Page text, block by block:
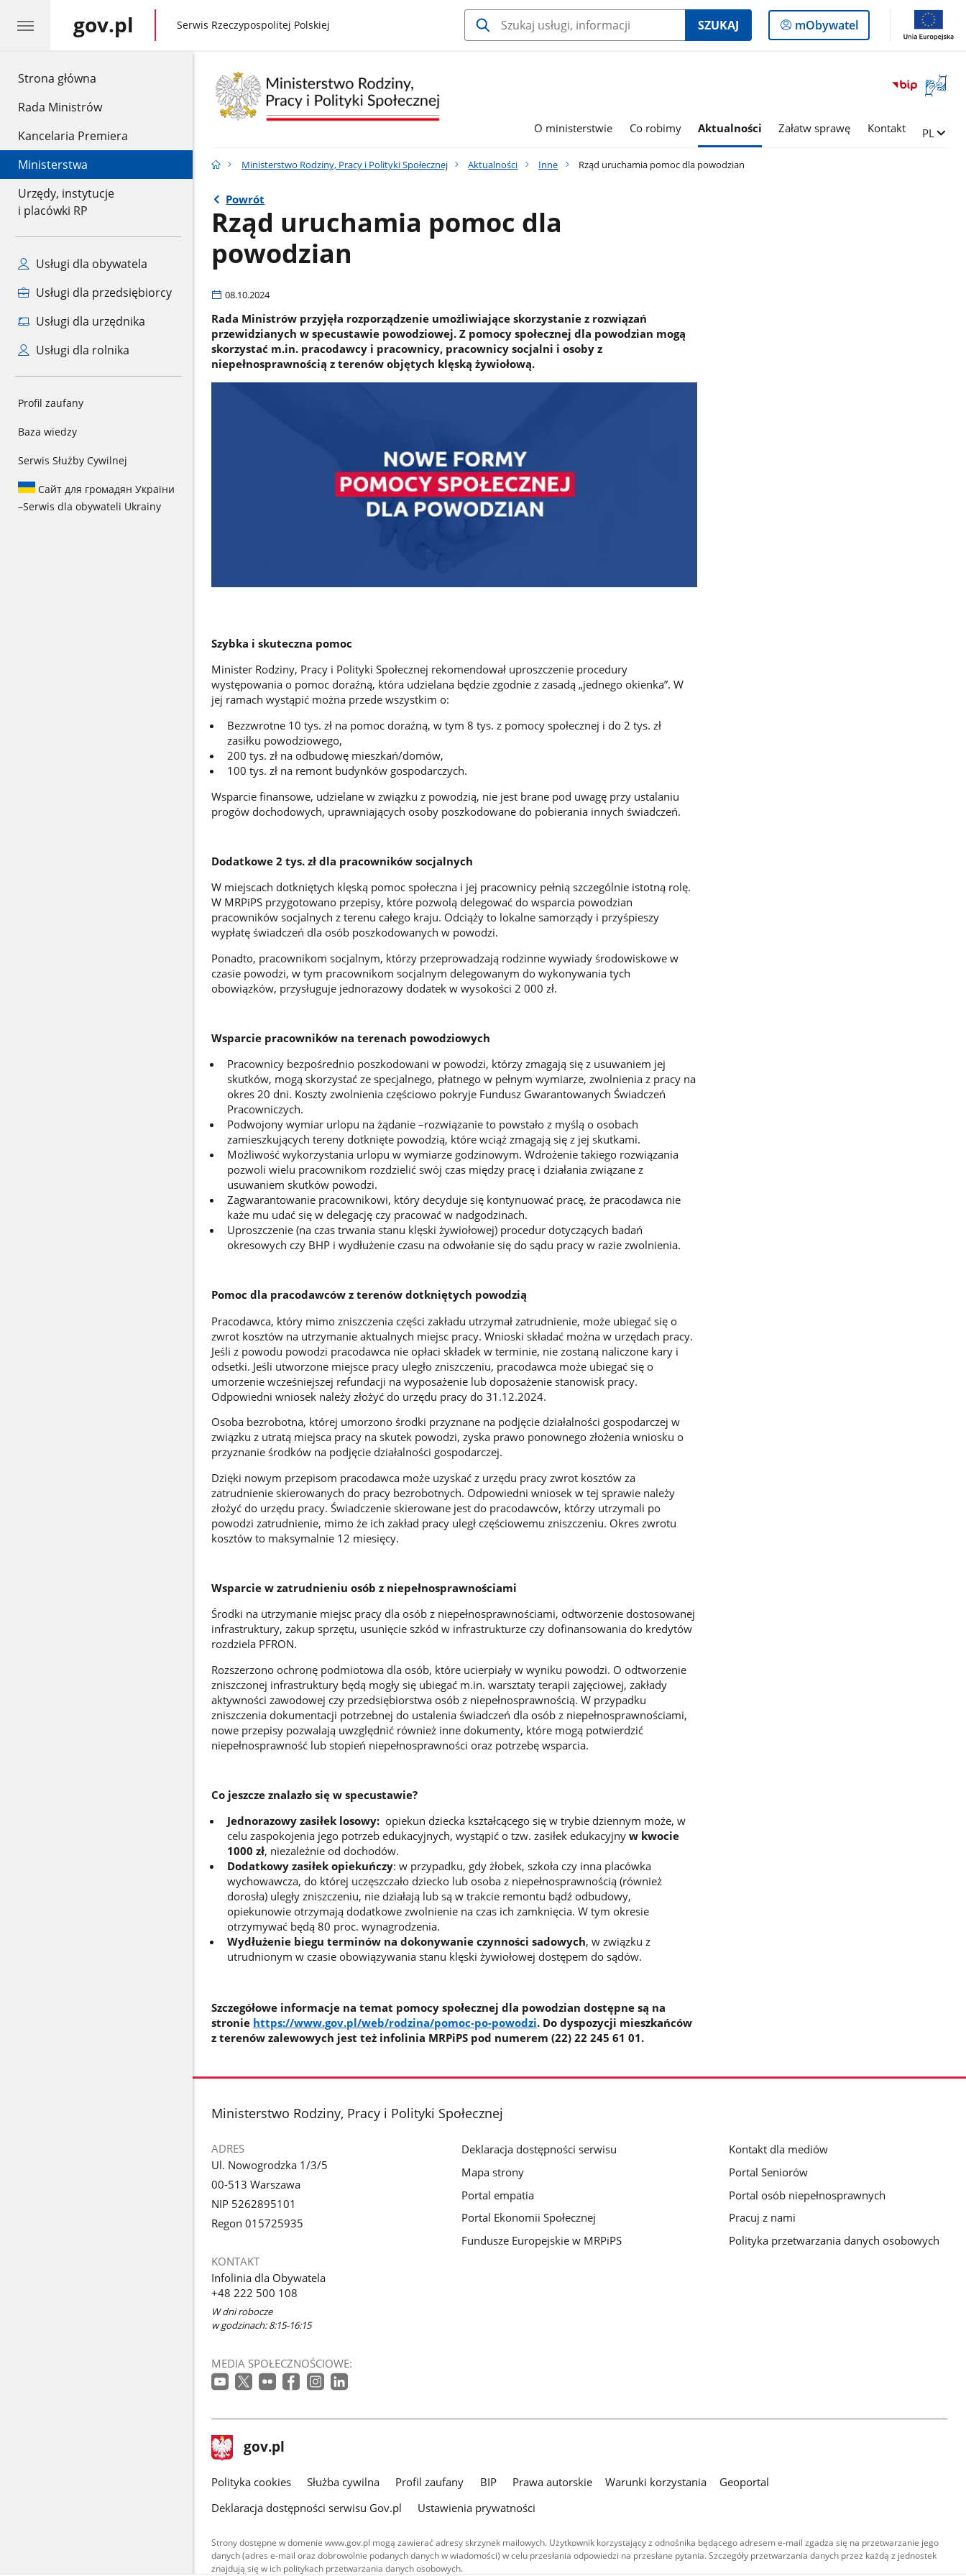
Strona główna
Rada Ministrów
Kancelaria Premiera
Ministerstwa
Urzędy, instytucje
i placówki RP
Usługi dla obywatela
Usługi dla przedsiębiorcy
Usługi dla urzędnika
Usługi dla rolnika
Profil zaufany
Baza wiedzy
Serwis Służby Cywilnej
Сайт для громадян України
–Serwis dla obywateli Ukrainy
gov.pl gov.pl
Serwis Rzeczypospolitej Polskiej SZUKAJ
Logowanie
do
mObywatel
Otwórz
okno
języka
O ministerstwie Co robimy Aktualności Załatw sprawę Kontakt Zmień
PL
Ministerstwo Rodziny, Pracy i Polityki Społecznej Aktualności Inne Rząd uruchamia pomoc dla powodzian
Powrót
Rząd uruchamia pomoc dla
powodzian
08.10.2024
Rada Ministrów przyjęła rozporządzenie umożliwiające skorzystanie z rozwiązań
przewidzianych w specustawie powodziowej. Z pomocy społecznej dla powodzian mogą
skorzystać m.in. pracodawcy i pracownicy, pracownicy socjalni i osoby z
niepełnosprawnością z terenów objętych klęską żywiołową.
Szybka i skuteczna pomoc
Minister Rodziny, Pracy i Polityki Społecznej rekomendował uproszczenie procedury
występowania o pomoc doraźną, która udzielana będzie zgodnie z zasadą „jednego okienka”. W
jej ramach wystąpić można przede wszystkim o:
Bezzwrotne 10 tys. zł na pomoc doraźną, w tym 8 tys. z pomocy społecznej i do 2 tys. zł
zasiłku powodziowego,
200 tys. zł na odbudowę mieszkań/domów,
100 tys. zł na remont budynków gospodarczych.
Wsparcie finansowe, udzielane w związku z powodzią, nie jest brane pod uwagę przy ustalaniu
progów dochodowych, uprawniających osoby poszkodowane do pobierania innych świadczeń.
Dodatkowe 2 tys. zł dla pracowników socjalnych
W miejscach dotkniętych klęską pomoc społeczna i jej pracownicy pełnią szczególnie istotną rolę.
W MRPiPS przygotowano przepisy, które pozwolą delegować do wsparcia powodzian
pracowników socjalnych z terenu całego kraju. Odciąży to lokalne samorządy i przyśpieszy
wypłatę świadczeń dla osób poszkodowanych w powodzi.
Ponadto, pracownikom socjalnym, którzy przeprowadzają rodzinne wywiady środowiskowe w
czasie powodzi, w tym pracownikom socjalnym delegowanym do wykonywania tych
obowiązków, przysługuje jednorazowy dodatek w wysokości 2 000 zł.
Wsparcie pracowników na terenach powodziowych
Pracownicy bezpośrednio poszkodowani w powodzi, którzy zmagają się z usuwaniem jej
skutków, mogą skorzystać ze specjalnego, płatnego w pełnym wymiarze, zwolnienia z pracy na
okres 20 dni. Koszty zwolnienia częściowo pokryje Fundusz Gwarantowanych Świadczeń
Pracowniczych.
Podwojony wymiar urlopu na żądanie –rozwiązanie to powstało z myślą o osobach
zamieszkujących tereny dotknięte powodzią, które wciąż zmagają się z jej skutkami.
Możliwość wykorzystania urlopu w wymiarze godzinowym. Wdrożenie takiego rozwiązania
pozwoli wielu pracownikom rozdzielić swój czas między pracę i działania związane z
usuwaniem skutków powodzi.
Zagwarantowanie pracownikowi, który decyduje się kontynuować pracę, że pracodawca nie
każe mu udać się w delegację czy pracować w nadgodzinach.
Uproszczenie (na czas trwania stanu klęski żywiołowej) procedur dotyczących badań
okresowych czy BHP i wydłużenie czasu na odwołanie się do sądu pracy w razie zwolnienia.
Pomoc dla pracodawców z terenów dotkniętych powodzią
Pracodawca, który mimo zniszczenia części zakładu utrzymał zatrudnienie, może ubiegać się o
zwrot kosztów na utrzymanie aktualnych miejsc pracy. Wnioski składać można w urzędach pracy.
Jeśli z powodu powodzi pracodawca nie opłaci składek w terminie, nie zostaną naliczone kary i
odsetki. Jeśli utworzone miejsce pracy uległo zniszczeniu, pracodawca może ubiegać się o
umorzenie wcześniejszej refundacji na wyposażenie lub doposażenie stanowisk pracy.
Odpowiedni wniosek należy złożyć do urzędu pracy do 31.12.2024.
Osoba bezrobotna, której umorzono środki przyznane na podjęcie działalności gospodarczej w
związku z utratą miejsca pracy na skutek powodzi, zyska prawo ponownego złożenia wniosku o
przyznanie środków na podjęcie działalności gospodarczej.
Dzięki nowym przepisom pracodawca może uzyskać z urzędu pracy zwrot kosztów za
zatrudnienie skierowanych do pracy bezrobotnych. Odpowiedni wniosek w tej sprawie należy
złożyć do urzędu pracy. Świadczenie skierowane jest do pracodawców, którzy utrzymali po
powodzi zatrudnienie, mimo że ich zakład pracy uległ częściowemu zniszczeniu. Okres zwrotu
kosztów to maksymalnie 12 miesięcy.
Wsparcie w zatrudnieniu osób z niepełnosprawnościami
Środki na utrzymanie miejsc pracy dla osób z niepełnosprawnościami, odtworzenie dostosowanej
infrastruktury, zakup sprzętu, usunięcie szkód w infrastrukturze czy dofinansowania do kredytów
rozdziela PFRON.
Rozszerzono ochronę podmiotowa dla osób, które ucierpiały w wyniku powodzi. O odtworzenie
zniszczonej infrastruktury będą mogły się ubiegać m.in. warsztaty terapii zajęciowej, zakłady
aktywności zawodowej czy przedsiębiorstwa osób z niepełnosprawnością. W przypadku
zniszczenia dokumentacji potrzebnej do ustalenia świadczeń dla osób z niepełnosprawnościami,
nowe przepisy pozwalają uwzględnić również inne dokumenty, które mogą potwierdzić
niepełnosprawność lub stopień niepełnosprawności oraz potrzebę wsparcia.
Co jeszcze znalazło się w specustawie?
Jednorazowy zasiłek losowy: opiekun dziecka kształcącego się w trybie dziennym może, w
celu zaspokojenia jego potrzeb edukacyjnych, wystąpić o tzw. zasiłek edukacyjny w kwocie
1000 zł, niezależnie od dochodów.
Dodatkowy zasiłek opiekuńczy: w przypadku, gdy żłobek, szkoła czy inna placówka
wychowawcza, do której uczęszczało dziecko lub osoba z niepełnosprawnością (również
dorosła) uległy zniszczeniu, nie działają lub są w trakcie remontu bądź odbudowy,
opiekunowie otrzymają dodatkowe zwolnienie na czas ich zamknięcia. W tym okresie
otrzymywać będą 80 proc. wynagrodzenia.
Wydłużenie biegu terminów na dokonywanie czynności sadowych, w związku z
utrudnionym w czasie obowiązywania stanu klęski żywiołowej dostępem do sądów.
Szczegółowe informacje na temat pomocy społecznej dla powodzian dostępne są na
stronie https://www.gov.pl/web/rodzina/pomoc-po-powodzi. Do dyspozycji mieszkańców
z terenów zalewowych jest też infolinia MRPiPS pod numerem (22) 22 245 61 01.
stopka
Ministerstwo Rodziny, Pracy i Polityki Społecznej
ADRES
Ul. Nowogrodzka 1/3/5
00-513 Warszawa
NIP 5262895101
Regon 015725935
KONTAKT
Infolinia dla Obywatela
+48 222 500 108
W dni robocze
w godzinach: 8:15-16:15
MEDIA SPOŁECZNOŚCIOWE:
Deklaracja dostępności serwisu
Mapa strony
Portal empatia
Portal Ekonomii Społecznej
Fundusze Europejskie w MRPiPS
Kontakt dla mediów
Portal Seniorów
Portal osób niepełnosprawnych
Pracuj z nami
Polityka przetwarzania danych osobowych
stopka
gov.pl Strona
gov.pl
gov.pl
Polityka cookies Służba cywilna Profil zaufany BIP Prawa autorskie Warunki korzystania
Geoportal
Deklaracja dostępności serwisu Gov.pl
Ustawienia prywatności
Strony dostępne w domenie www.gov.pl mogą zawierać adresy skrzynek mailowych. Użytkownik korzystający z odnośnika będącego adresem e-mail zgadza się na przetwarzanie jego
danych (adres e-mail oraz dobrowolnie podanych danych w wiadomości) w celu przesłania odpowiedzi na przesłane pytania. Szczegóły przetwarzania danych przez każdą z jednostek
znajdują się w ich politykach przetwarzania danych osobowych.